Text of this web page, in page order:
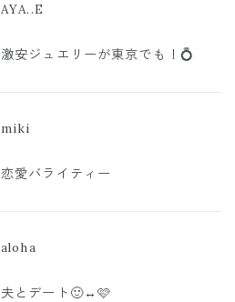
AYA..E
激安ジュエリーが東京でも！💍
miki
恋愛バライティー
aloha
夫とデート🙂‍↔️🩷